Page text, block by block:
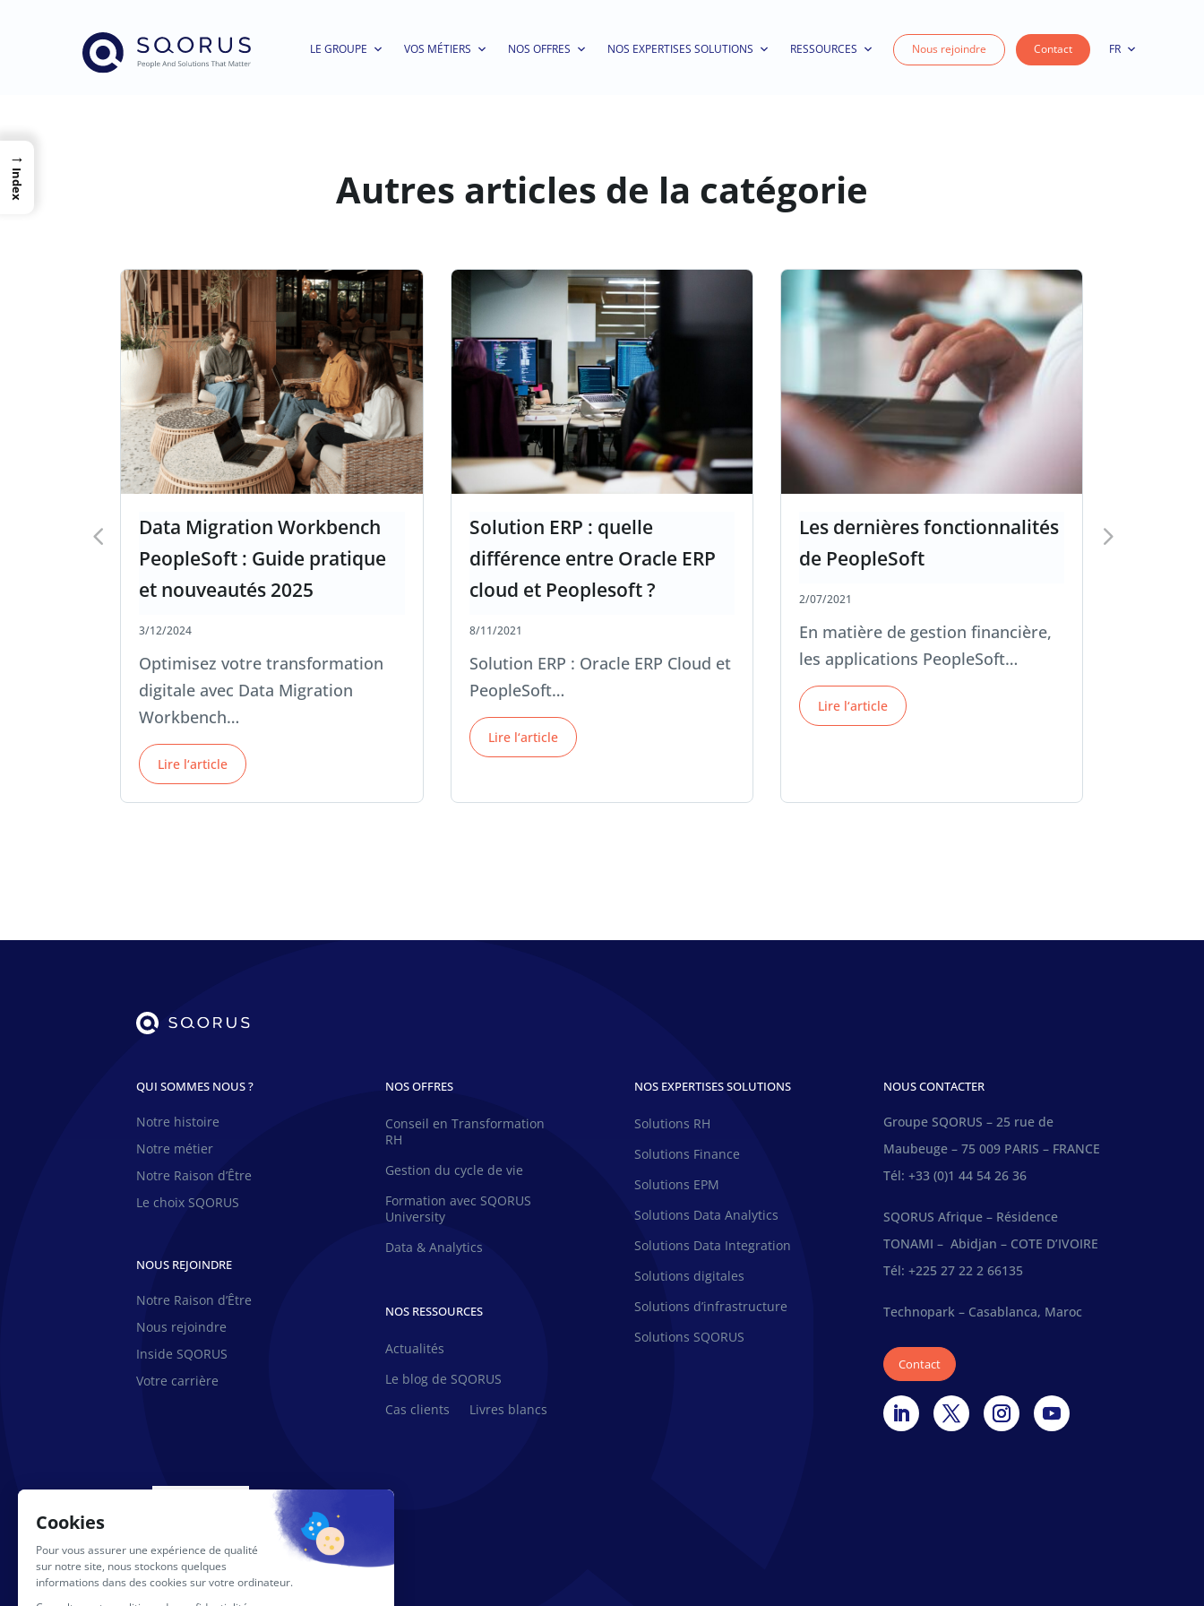
LE GROUPE VOS MÉTIERS NOS OFFRES NOS EXPERTISES SOLUTIONS RESSOURCES Nous rejoindre Contact FR
Autres articles de la catégorie
Data Migration Workbench
PeopleSoft : Guide pratique
et nouveautés 2025
3/12/2024
Optimisez votre transformation
digitale avec Data Migration
Workbench…
Lire l‘article
Solution ERP : quelle
différence entre Oracle ERP
cloud et Peoplesoft ?
8/11/2021
Solution ERP : Oracle ERP Cloud et
PeopleSoft…
Lire l‘article
Les dernières fonctionnalités
de PeopleSoft
2/07/2021
En matière de gestion financière,
les applications PeopleSoft…
Lire l‘article
QUI SOMMES NOUS ?
Notre histoire
Notre métier
Notre Raison d’Être
Le choix SQORUS
NOUS REJOINDRE
Notre Raison d’Être
Nous rejoindre
Inside SQORUS
Votre carrière
NOS OFFRES
Conseil en Transformation
RH
Gestion du cycle de vie
Formation avec SQORUS
University
Data & Analytics
NOS RESSOURCES
Actualités
Le blog de SQORUS
Cas clients
Livres blancs
NOS EXPERTISES SOLUTIONS
Solutions RH
Solutions Finance
Solutions EPM
Solutions Data Analytics
Solutions Data Integration
Solutions digitales
Solutions d’infrastructure
Solutions SQORUS
NOUS CONTACTER
Groupe SQORUS – 25 rue de
Maubeuge – 75 009 PARIS – FRANCE
Tél: +33 (0)1 44 54 26 36
SQORUS Afrique – Résidence
TONAMI – Abidjan – COTE D’IVOIRE
Tél: +225 27 22 2 66135
Technopark – Casablanca, Maroc
Contact
→
Index